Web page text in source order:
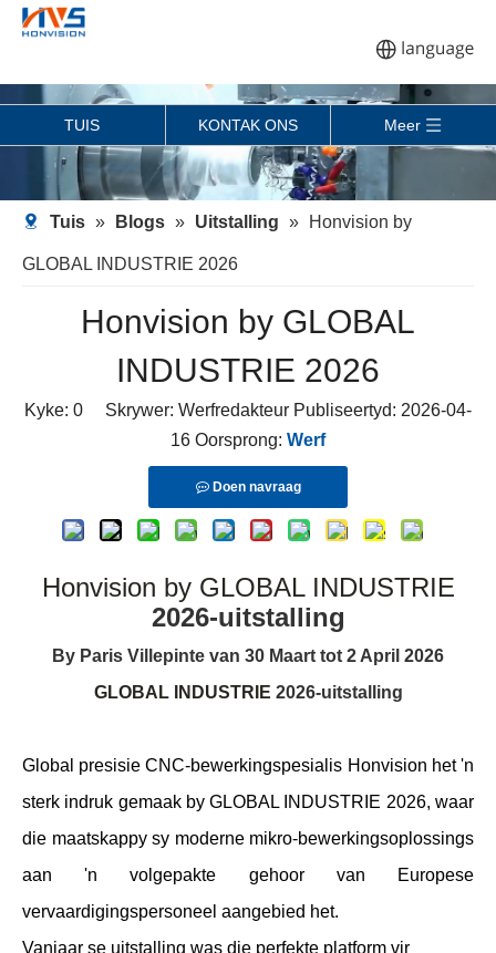
TUIS KONTAK ONS Meer
Tuis » Blogs » Uitstalling » Honvision by
GLOBAL INDUSTRIE 2026
Honvision by GLOBAL
INDUSTRIE 2026
Kyke: 0 Skrywer: Werfredakteur Publiseertyd: 2026-04-
16 Oorsprong: Werf
Doen navraag
Honvision by GLOBAL INDUSTRIE
2026-uitstalling
By Paris Villepinte van 30 Maart tot 2 April 2026
GLOBAL INDUSTRIE 2026-uitstalling
Global presisie CNC-bewerkingspesialis Honvision het 'n
sterk indruk gemaak by GLOBAL INDUSTRIE 2026, waar
die maatskappy sy moderne mikro-bewerkingsoplossings
aan 'n volgepakte gehoor van Europese
vervaardigingspersoneel aangebied het.
Vanjaar se uitstalling was die perfekte platform vir